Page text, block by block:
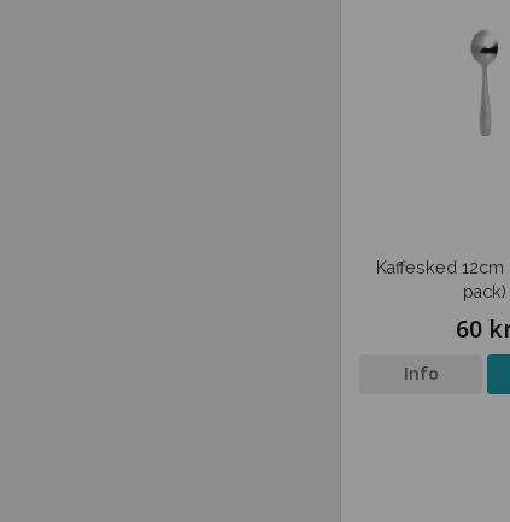
Kaffesked 12cm
pack)
60
Info